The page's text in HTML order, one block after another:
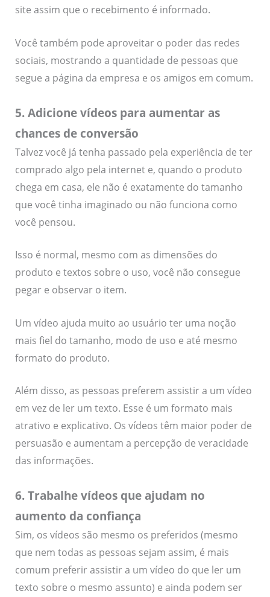
site assim que o recebimento é informado.
Você também pode aproveitar o poder das redes
sociais, mostrando a quantidade de pessoas que
segue a página da empresa e os amigos em comum.
5. Adicione vídeos para aumentar as
chances de conversão
Talvez você já tenha passado pela experiência de ter
comprado algo pela internet e, quando o produto
chega em casa, ele não é exatamente do tamanho
que você tinha imaginado ou não funciona como
você pensou.
Isso é normal, mesmo com as dimensões do
produto e textos sobre o uso, você não consegue
pegar e observar o item.
Um vídeo ajuda muito ao usuário ter uma noção
mais fiel do tamanho, modo de uso e até mesmo
formato do produto.
Além disso, as pessoas preferem assistir a um vídeo
em vez de ler um texto. Esse é um formato mais
atrativo e explicativo. Os vídeos têm maior poder de
persuasão e aumentam a percepção de veracidade
das informações.
6. Trabalhe vídeos que ajudam no
aumento da confiança
Sim, os vídeos são mesmo os preferidos (mesmo
que nem todas as pessoas sejam assim, é mais
comum preferir assistir a um vídeo do que ler um
texto sobre o mesmo assunto) e ainda podem ser